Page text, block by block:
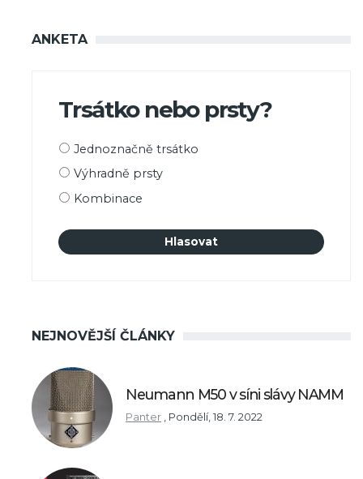
ANKETA
Trsátko nebo prsty?
Možnosti
Jednoznačně trsátko
Výhradně prsty
Kombinace
NEJNOVĚJŠÍ ČLÁNKY
Neumann M50 v síni slávy NAMM
Panter Pondělí, 18. 7. 2022